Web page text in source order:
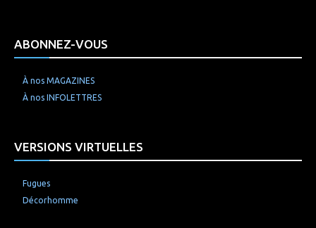
ABONNEZ-VOUS
À nos MAGAZINES
À nos INFOLETTRES
VERSIONS VIRTUELLES
Fugues
Décorhomme